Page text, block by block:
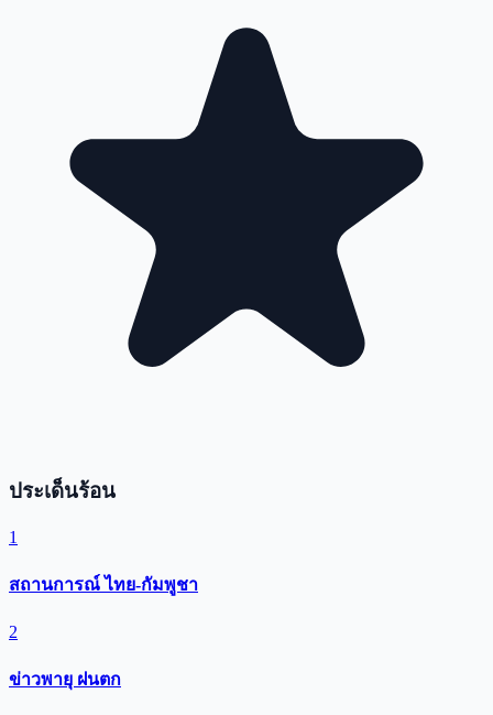
ประเด็นร้อน
1
สถานการณ์ ไทย-กัมพูชา
2
ข่าวพายุ ฝนตก